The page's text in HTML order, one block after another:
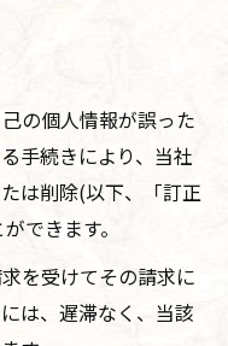
の個人情報が誤った
手続きにより、当社
は削除(以下、「訂正
できます。
を受けてその請求に
は、遅滞なく、当該